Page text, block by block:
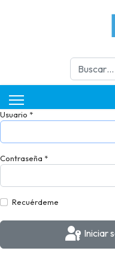
Buscar
Usuario *
Contraseña *
Recuérdeme
Iniciar